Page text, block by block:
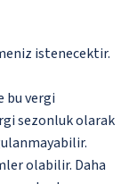
istenecektir.
bu vergi
sezonluk olarak
olabilir. Daha